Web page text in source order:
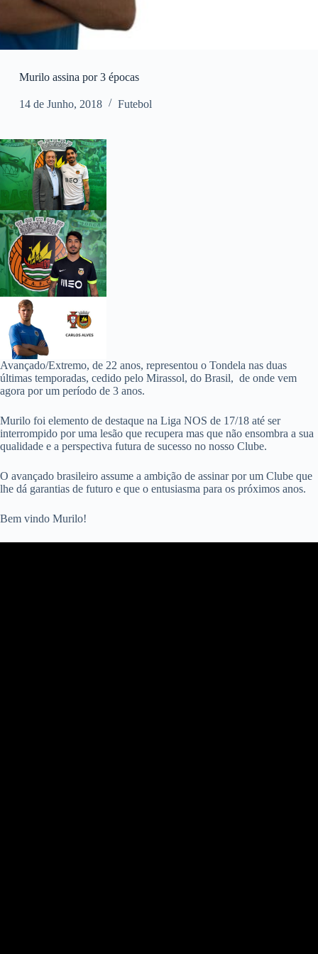
Murilo assina por 3 épocas
14 de Junho, 2018 Futebol
Avançado/Extremo, de 22 anos, representou o Tondela nas duas
últimas temporadas, cedido pelo Mirassol, do Brasil, de onde vem
agora por um período de 3 anos.
Murilo foi elemento de destaque na Liga NOS de 17/18 até ser
interrompido por uma lesão que recupera mas que não ensombra a sua
qualidade e a perspectiva futura de sucesso no nosso Clube.
O avançado brasileiro assume a ambição de assinar por um Clube que
lhe dá garantias de futuro e que o entusiasma para os próximos anos.
Bem vindo Murilo!